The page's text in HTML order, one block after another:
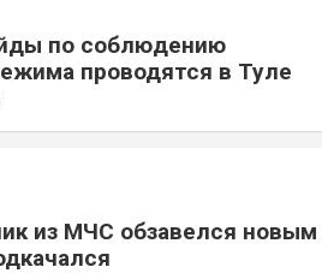
по соблюдению
проводятся в Туле
из МЧС обзавелся новым